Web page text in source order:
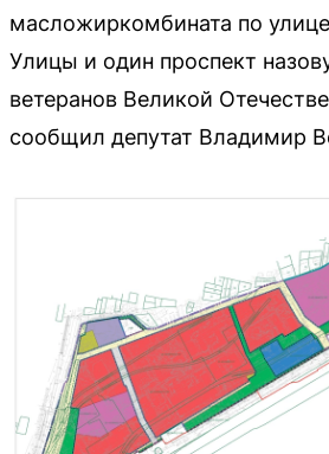
масложиркомбината по
Улицы и один проспект
ветеранов Великой
сообщил депутат Владимир